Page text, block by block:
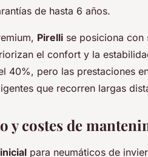
de hasta 6 años.
Pirelli se posiciona
el confort y la
40%, pero las prestaciones
que recorren largas
y costes de
para neumáticos de